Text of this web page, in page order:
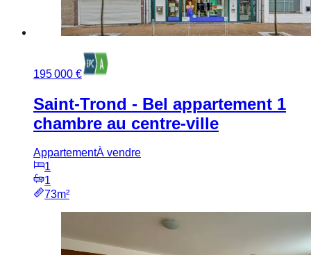
195 000 €
Saint-Trond - Bel appartement 1
chambre au centre-ville
AppartementÀ vendre
1
1
73m²